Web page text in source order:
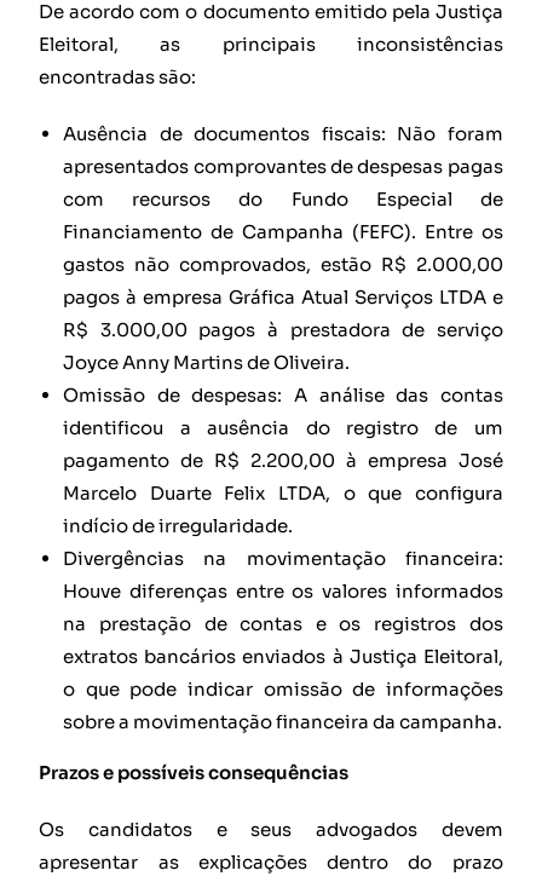
De acordo com o documento emitido pela Justiça
Eleitoral, as principais inconsistências
encontradas são:
Ausência de documentos fiscais: Não foram
apresentados comprovantes de despesas pagas
com recursos do Fundo Especial de
Financiamento de Campanha (FEFC). Entre os
gastos não comprovados, estão R$ 2.000,00
pagos à empresa Gráfica Atual Serviços LTDA e
R$ 3.000,00 pagos à prestadora de serviço
Joyce Anny Martins de Oliveira.
Omissão de despesas: A análise das contas
identificou a ausência do registro de um
pagamento de R$ 2.200,00 à empresa José
Marcelo Duarte Felix LTDA, o que configura
indício de irregularidade.
Divergências na movimentação financeira:
Houve diferenças entre os valores informados
na prestação de contas e os registros dos
extratos bancários enviados à Justiça Eleitoral,
o que pode indicar omissão de informações
sobre a movimentação financeira da campanha.
Prazos e possíveis consequências
Os candidatos e seus advogados devem
apresentar as explicações dentro do prazo